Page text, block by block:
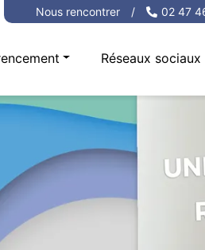
Nous rencontrer / 02 47
Réseaux sociaux